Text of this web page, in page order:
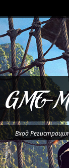
ВходРегистрация